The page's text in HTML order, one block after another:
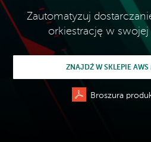
Zautomatyzuj
orkiestrację w swojej
ZNAJDŹ W SKLEPIE AWS
Broszura